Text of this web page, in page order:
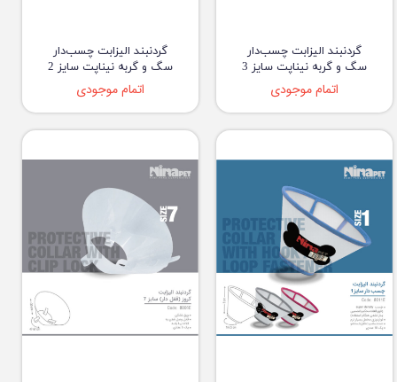
گردنبند الیزابت چسب‌دار
سگ و گربه نیناپت سایز 3
اتمام موجودی
گردنبند الیزابت چسب‌دار
سگ و گربه نیناپت سایز 2
اتمام موجودی